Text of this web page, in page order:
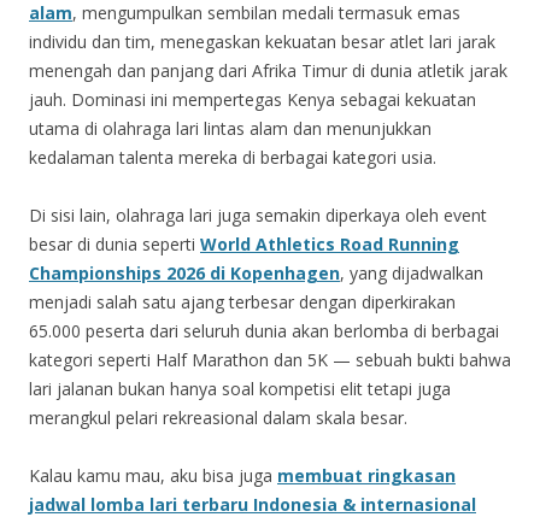
alam, mengumpulkan sembilan medali termasuk emas
individu dan tim, menegaskan kekuatan besar atlet lari jarak
menengah dan panjang dari Afrika Timur di dunia atletik jarak
jauh. Dominasi ini mempertegas Kenya sebagai kekuatan
utama di olahraga lari lintas alam dan menunjukkan
kedalaman talenta mereka di berbagai kategori usia.
Di sisi lain, olahraga lari juga semakin diperkaya oleh event
besar di dunia seperti World Athletics Road Running
Championships 2026 di Kopenhagen, yang dijadwalkan
menjadi salah satu ajang terbesar dengan diperkirakan
65.000 peserta dari seluruh dunia akan berlomba di berbagai
kategori seperti Half Marathon dan 5K — sebuah bukti bahwa
lari jalanan bukan hanya soal kompetisi elit tetapi juga
merangkul pelari rekreasional dalam skala besar.
Kalau kamu mau, aku bisa juga membuat ringkasan
jadwal lomba lari terbaru Indonesia & internasional